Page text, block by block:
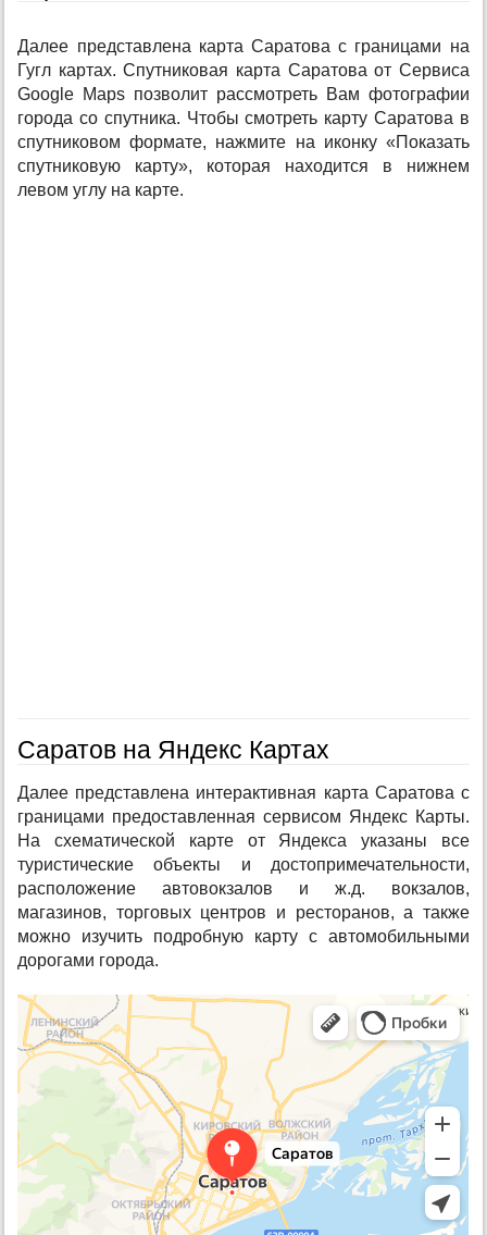
Далее представлена карта Саратова с границами на
Гугл картах. Спутниковая карта Саратова от Сервиса
Google Maps позволит рассмотреть Вам фотографии
города со спутника. Чтобы смотреть карту Саратова в
спутниковом формате, нажмите на иконку «Показать
спутниковую карту», которая находится в нижнем
левом углу на карте.
Саратов на Яндекс Картах
Далее представлена интерактивная карта Саратова с
границами предоставленная сервисом Яндекс Карты.
На схематической карте от Яндекса указаны все
туристические объекты и достопримечательности,
расположение автовокзалов и ж.д. вокзалов,
магазинов, торговых центров и ресторанов, а также
можно изучить подробную карту с автомобильными
дорогами города.